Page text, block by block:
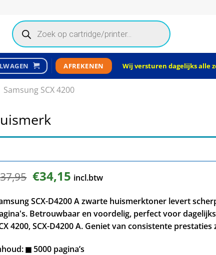
Products
search
AFREKENEN Wij versturen dagelijks alle
Samsung SCX 4200
37,95 Oorspronkelijke
prijs
was:
€37,95.
€34,15Huidige
prijs
is:
€34,15.
incl.btw
SCX-D4200 A zwarte huismerktoner levert
Betrouwbaar en voordelig, perfect voor
4200, SCX-D4200 A. Geniet van consistente
5000 pagina’s